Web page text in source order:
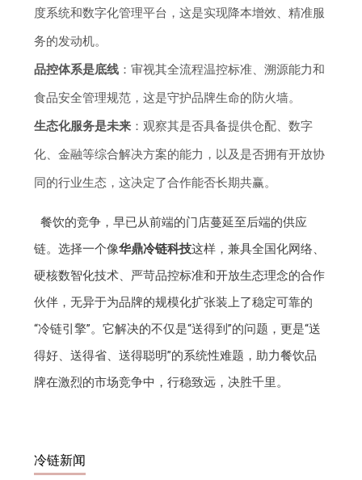
度系统和数字化管理平台，这是实现降本增效、精准服
务的发动机。
品控体系是底线 ：审视其全流程温控标准、溯源能力和
食品安全管理规范，这是守护品牌生命的防火墙。
生态化服务是未来 ：观察其是否具备提供仓配、数字
化、金融等综合解决方案的能力，以及是否拥有开放协
同的行业生态，这决定了合作能否长期共赢。
餐饮的竞争，早已从前端的门店蔓延至后端的供应
链。选择一个像华鼎冷链科技这样，兼具全国化网络、
硬核数智化技术、严苛品控标准和开放生态理念的合作
伙伴，无异于为品牌的规模化扩张装上了稳定可靠的
“冷链引擎”。它解决的不仅是“送得到”的问题，更是“送
得好、送得省、送得聪明”的系统性难题，助力餐饮品
牌在激烈的市场竞争中，行稳致远，决胜千里。
冷链新闻